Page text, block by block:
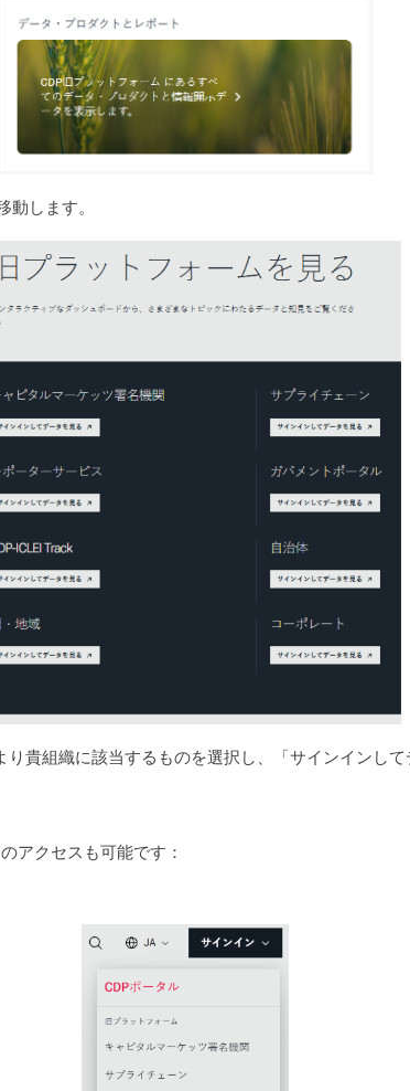
します。
り貴組織に該当するものを選択し、「サインインして
アクセスも可能です：